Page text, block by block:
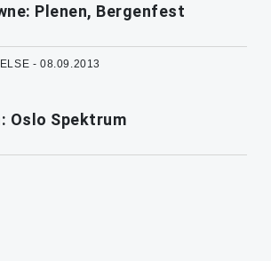
Plenen, Bergenfest
- 08.09.2013
Oslo Spektrum